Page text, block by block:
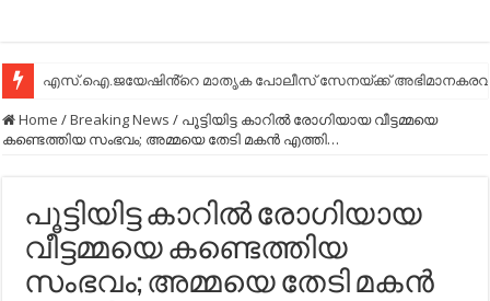
എസ്.ഐ.ജയേഷിൻ്റെ മാതൃക പോലീസ് സേനയ്ക്ക്
Home /Breaking News / പൂട്ടിയിട്ട കാറില്‍ രോഗിയായ വീട്ടമ്മയെ
കണ്ടെത്തിയ സംഭവം; അമ്മയെ തേടി മകന്‍ എത്തി…
പൂട്ടിയിട്ട കാറില്‍ രോഗിയായ
വീട്ടമ്മയെ കണ്ടെത്തിയ
സംഭവം; അമ്മയെ തേടി മകന്‍